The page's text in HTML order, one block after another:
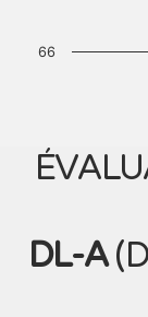
66
DL-A(